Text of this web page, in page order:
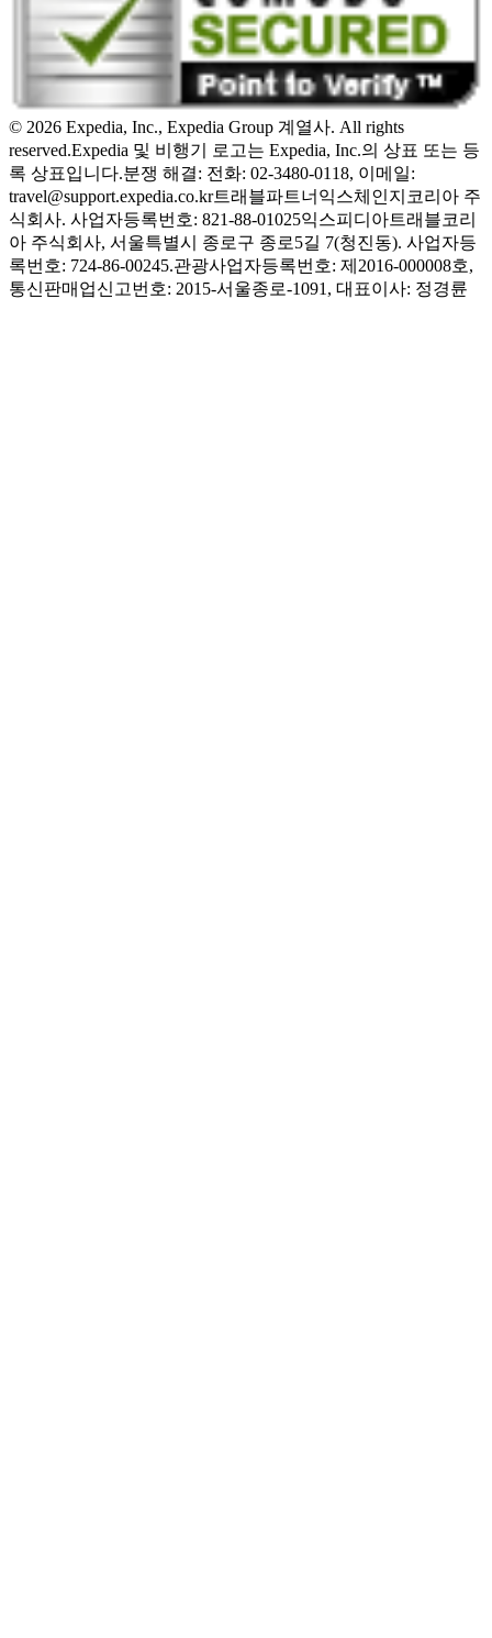
© 2026 Expedia, Inc., Expedia Group 계열사. All rights
reserved.Expedia 및 비행기 로고는 Expedia, Inc.의 상표 또는 등
록 상표입니다.분쟁 해결: 전화: 02-3480-0118, 이메일:
travel@support.expedia.co.kr트래블파트너익스체인지코리아 주
식회사. 사업자등록번호: 821-88-01025익스피디아트래블코리
아 주식회사, 서울특별시 종로구 종로5길 7(청진동). 사업자등
록번호: 724-86-00245.관광사업자등록번호: 제2016-000008호,
통신판매업신고번호: 2015-서울종로-1091, 대표이사: 정경륜